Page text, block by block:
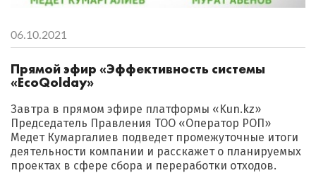
06.10.2021
Прямой эфир «Эффективность системы
«EcoQolday»
Завтра в прямом эфире платформы «Kun.kz»
Председатель Правления ТОО «Оператор РОП»
Медет Кумаргалиев подведет промежуточные итоги
деятельности компании и расскажет о планируемых
проектах в сфере сбора и переработки отходов.